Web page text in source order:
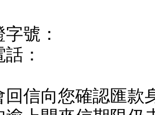
號：
：
回信向您確認匯款